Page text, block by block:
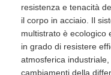
resistenza e tenacità
il corpo in acciaio. Il
multistrato è ecologico
in grado di resistere
atmosferica
cambiamenti della